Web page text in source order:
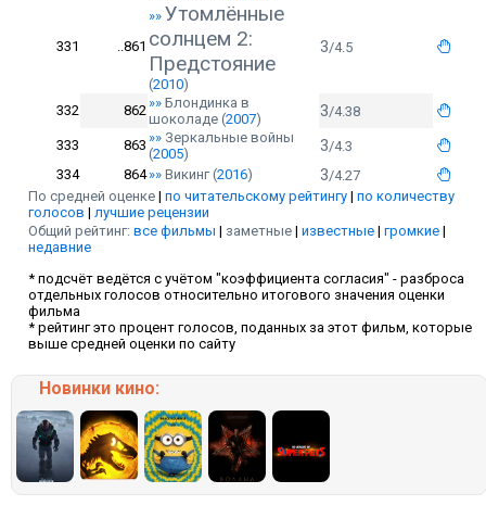
331 ..861
»» Утомлённые
солнцем 2:
Предстояние
(2010)
3/4.5
332 862»» Блондинка в
шоколаде (2007) 3/4.38
333 863 »» Зеркальные войны
(2005) 3/4.3
334
864»» Викинг(2016) 3/4.27
По средней оценке | по читательскому рейтингу | по количеству
голосов | лучшие рецензии
Общий рейтинг: все фильмы | заметные | известные | громкие |
недавние
* подсчёт ведётся с учётом "коэффициента согласия" - разброса
отдельных голосов относительно итогового значения оценки
фильма
* рейтинг это процент голосов, поданных за этот фильм, которые
выше средней оценки по сайту
Новинки кино: